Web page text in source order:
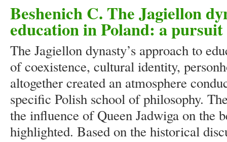
Beshenich C. The Jagiellon
education in Poland: a
The Jagiellon dynasty’s approach to
of coexistence, cultural identity,
altogether created an atmosphere
specific Polish school of philosophy.
the influence of Queen Jadwiga on the
highlighted. Based on the historical